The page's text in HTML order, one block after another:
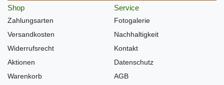
Shop
Zahlungsarten
Versandkosten
Widerrufsrecht
Aktionen
Warenkorb
Service
Fotogalerie
Nachhaltigkeit
Kontakt
Datenschutz
AGB